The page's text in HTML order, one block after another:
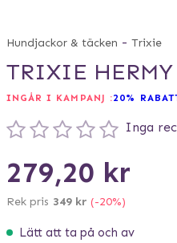
Hundjackor & täcken - Trixie
TRIXIE
INGÅR I KAMPANJ :20%
Inga
279,20 kr
Rek pris 349 kr (-20%)
Lätt att ta på och av